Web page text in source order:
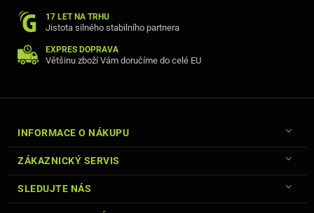
17 LET NA TRHU
Jistota silného stabilního partnera
EXPRES DOPRAVA
Většinu zboží Vám doručíme do celé EU
INFORMACE O NÁKUPU
ZÁKAZNICKÝ SERVIS
SLEDUJTE NÁS